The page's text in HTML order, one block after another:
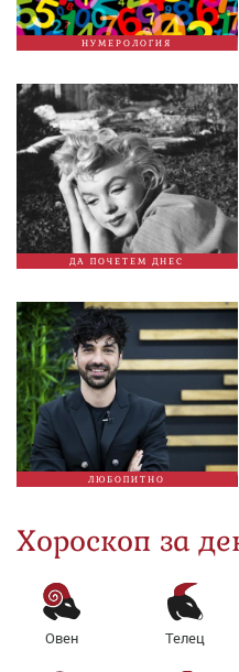
НУМЕРОЛОГИЯ
ДА ПОЧЕТЕМ ДНЕС
ЛЮБОПИТНО
Хороскоп за
Овен Телец